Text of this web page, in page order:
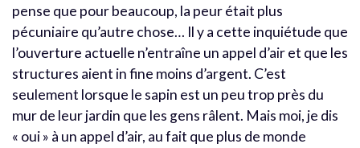
pense que pour beaucoup, la peur était plus
pécuniaire qu’autre chose… Il y a cette inquiétude que
l’ouverture actuelle n’entraîne un appel d’air et que les
structures aient in fine moins d’argent. C’est
seulement lorsque le sapin est un peu trop près du
mur de leur jardin que les gens râlent. Mais moi, je dis
« oui » à un appel d’air, au fait que plus de monde